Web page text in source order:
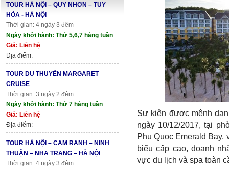
TOUR HÀ NỘI – QUY NHƠN – TUY
HÒA - HÀ NỘI
Thời gian: 4 ngày 3 đêm
Ngày khởi hành: Thứ 5,6,7 hàng tuần
Giá: Liên hệ
Địa điểm:
TOUR DU THUYỀN MARGARET
CRUISE
Thời gian: 3 ngày 2 đêm
Ngày khởi hành: Thứ 7 hàng tuần
Giá: Liên hệ
Địa điểm:
TOUR HÀ NỘI – CAM RANH – NINH
THUẬN – NHA TRANG – HÀ NỘI
Thời gian: 4 ngày 3 đêm
Sự kiện được mệnh
ngày 10/12/2017, tại
Phu Quoc Emerald
biểu cấp cao, doanh
vực du lịch và spa toàn